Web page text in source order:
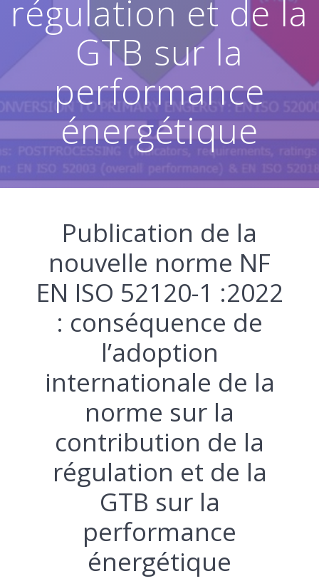
régulation et de la
GTB sur la
performance
énergétique
Publication de la
nouvelle norme NF
EN ISO 52120-1 :2022
: conséquence de
l’adoption
internationale de la
norme sur la
contribution de la
régulation et de la
GTB sur la
performance
énergétique